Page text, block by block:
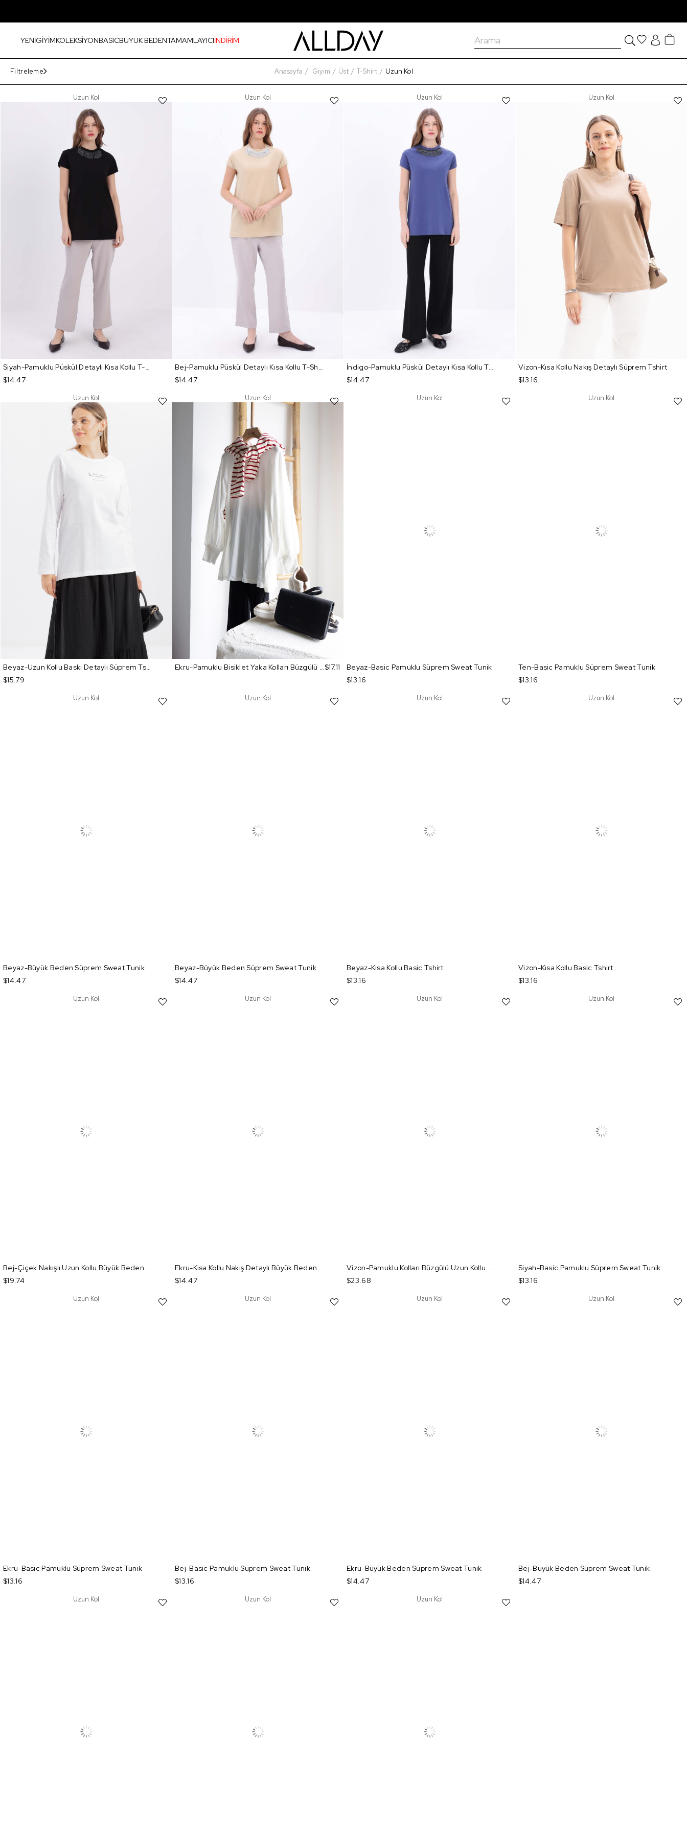
YENİGİYİMKOLEKSİYONBASICBÜYÜK BEDENTAMAMLAYICIİNDİRİM
Anasayfa Giyim Üst T-Shirt Uzun Kol
Filtreleme
Uzun Kol
$14.47
Uzun Kol
$14.47
Uzun Kol
İndigo-Pamuklu Püskül Detaylı Kısa Kollu T-Shirt
$14.47
Uzun Kol
Vizon-Kısa Kollu Nakış Detaylı Süprem Tshirt
$13.16
Uzun Kol
Beyaz-Uzun Kollu Baskı Detaylı Süprem Tshirt
$15.79
Uzun Kol
Ekru-Pamuklu Bisiklet Yaka Kolları Büzgülü Uzun Kollu Likralı T-Shirt$17.11
Uzun Kol
Beyaz-Basic Pamuklu Süprem Sweat Tunik
$13.16
Uzun Kol
Ten-Basic Pamuklu Süprem Sweat Tunik
$13.16
Uzun Kol
Beyaz-Büyük Beden Süprem Sweat Tunik
$14.47
Uzun Kol
Beyaz-Büyük Beden Süprem Sweat Tunik
$14.47
Uzun Kol
Beyaz-Kısa Kollu Basic Tshirt
$13.16
Uzun Kol
Vizon-Kısa Kollu Basic Tshirt
$13.16
Uzun Kol
Bej-Çiçek Nakışlı Uzun Kollu Büyük Beden T-shirt
$19.74
Uzun Kol
Ekru-Kısa Kollu Nakış Detaylı Büyük Beden T-shirt
$14.47
Uzun Kol
Vizon-Pamuklu Kolları Büzgülü Uzun Kollu Likralı T-Shirt
$23.68
Uzun Kol
Siyah-Basic Pamuklu Süprem Sweat Tunik
$13.16
Uzun Kol
Ekru-Basic Pamuklu Süprem Sweat Tunik
$13.16
Uzun Kol
Bej-Basic Pamuklu Süprem Sweat Tunik
$13.16
Uzun Kol
Ekru-Büyük Beden Süprem Sweat Tunik
$14.47
Uzun Kol
Bej-Büyük Beden Süprem Sweat Tunik
$14.47
Uzun Kol Uzun Kol Uzun Kol